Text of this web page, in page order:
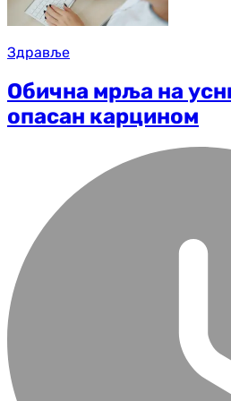
Здравље
Обична мрља на
опасан карцином